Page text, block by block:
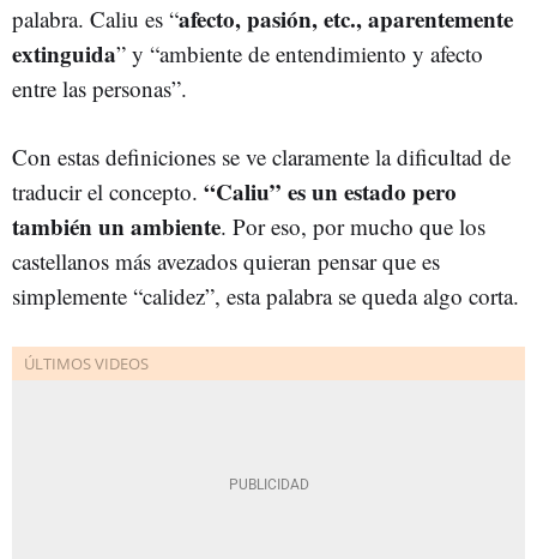
palabra. Caliu es “afecto, pasión, etc., aparentemente
extinguida” y “ambiente de entendimiento y afecto
entre las personas”.
Con estas definiciones se ve claramente la dificultad de
traducir el concepto. “Caliu” es un estado pero
también un ambiente. Por eso, por mucho que los
castellanos más avezados quieran pensar que es
simplemente “calidez”, esta palabra se queda algo corta.